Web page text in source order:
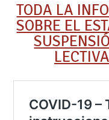
TODA LA
SOBRE EL